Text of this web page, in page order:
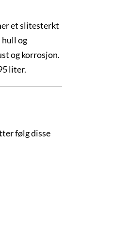
et slitesterkt
hull og
og korrosjon.
liter.
følg disse